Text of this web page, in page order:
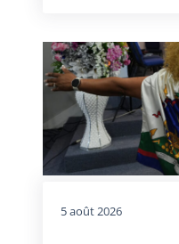
5 août 2026